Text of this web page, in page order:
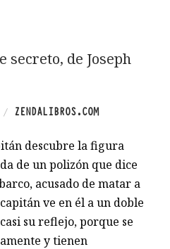
secreto, de Joseph
/ ZENDALIBROS.COM
descubre la figura
de un polizón que dice
acusado de matar a
ve en él a un doble
su reflejo, porque se
y tienen